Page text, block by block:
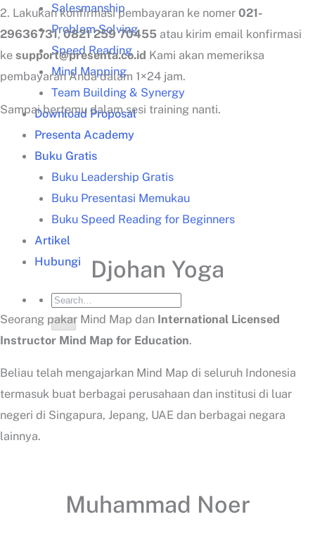
Salesmanship
Problem Solving
Speed Reading
Mind Mapping
Team Building & Synergy
Download Proposal
Presenta Academy
Buku Gratis
Buku Leadership Gratis
Buku Presentasi Memukau
Buku Speed Reading for Beginners
Artikel
Hubungi
2. Lakukan konfirmasi pembayaran ke nomer 021-
29636731,0821 259 70455 atau kirim email konfirmasi
ke support@presenta.co.id Kami akan memeriksa
pembayaran Anda dalam 1×24 jam.
Sampai bertemu dalam sesi training nanti.
Djohan Yoga
Seorang pakar Mind Map dan International Licensed
Instructor Mind Map for Education.
Beliau telah mengajarkan Mind Map di seluruh Indonesia
termasuk buat berbagai perusahaan dan institusi di luar
negeri di Singapura, Jepang, UAE dan berbagai negara
lainnya.
Muhammad Noer